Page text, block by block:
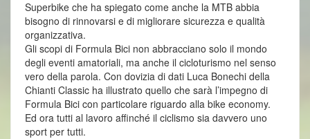
Superbike che ha spiegato come anche la MTB abbia
bisogno di rinnovarsi e di migliorare sicurezza e qualità
organizzativa.
Gli scopi di Formula Bici non abbracciano solo il mondo
degli eventi amatoriali, ma anche il cicloturismo nel senso
vero della parola. Con dovizia di dati Luca Bonechi della
Chianti Classic ha illustrato quello che sarà l’impegno di
Formula Bici con particolare riguardo alla bike economy.
Ed ora tutti al lavoro affinché il ciclismo sia davvero uno
sport per tutti.